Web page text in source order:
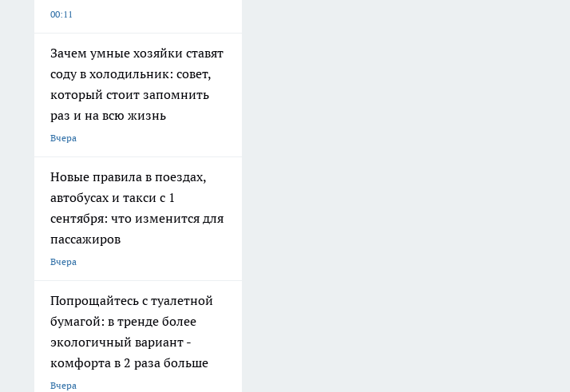
00:11
Зачем умные хозяйки ставят
соду в холодильник: совет,
который стоит запомнить
раз и на всю жизнь
Вчера
Новые правила в поездах,
автобусах и такси с 1
сентября: что изменится для
пассажиров
Вчера
Попрощайтесь с туалетной
бумагой: в тренде более
экологичный вариант -
комфорта в 2 раза больше
Вчера